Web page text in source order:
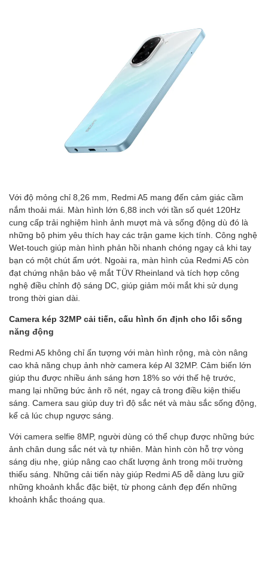
Với độ mỏng chỉ 8,26 mm, Redmi A5 mang đến cảm giác cầm
nắm thoải mái. Màn hình lớn 6,88 inch với tần số quét 120Hz
cung cấp trải nghiệm hình ảnh mượt mà và sống động dù đó là
những bộ phim yêu thích hay các trận game kịch tính. Công nghệ
Wet-touch giúp màn hình phản hồi nhanh chóng ngay cả khi tay
bạn có một chút ẩm ướt. Ngoài ra, màn hình của Redmi A5 còn
đạt chứng nhận bảo vệ mắt TÜV Rheinland và tích hợp công
nghệ điều chỉnh độ sáng DC, giúp giảm mỏi mắt khi sử dụng
trong thời gian dài.
Camera kép 32MP cải tiến, cấu hình ổn định cho lối sống
năng động
Redmi A5 không chỉ ấn tượng với màn hình rộng, mà còn nâng
cao khả năng chụp ảnh nhờ camera kép AI 32MP. Cảm biến lớn
giúp thu được nhiều ánh sáng hơn 18% so với thế hệ trước,
mang lại những bức ảnh rõ nét, ngay cả trong điều kiện thiếu
sáng. Camera sau giúp duy trì độ sắc nét và màu sắc sống động,
kể cả lúc chụp ngược sáng.
Với camera selfie 8MP, người dùng có thể chụp được những bức
ảnh chân dung sắc nét và tự nhiên. Màn hình còn hỗ trợ vòng
sáng dịu nhẹ, giúp nâng cao chất lượng ảnh trong môi trường
thiếu sáng. Những cải tiến này giúp Redmi A5 dễ dàng lưu giữ
những khoảnh khắc đặc biệt, từ phong cảnh đẹp đến những
khoảnh khắc thoáng qua.